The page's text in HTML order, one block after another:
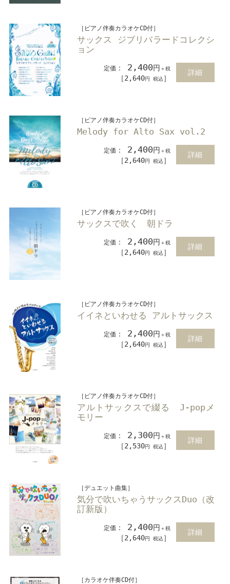
［ピアノ伴奏カラオケCD付］
サックス ジブリバラードコレクシ
ョン
定価 ： 2,400円 ＋税
［2,640円 税込 ］
詳細
［ピアノ伴奏カラオケCD付］
Melody for Alto Sax vol.2
定価 ： 2,400円 ＋税
［2,640円 税込 ］
詳細
［ピアノ伴奏カラオケCD付］
サックスで吹く 朝ドラ
定価 ： 2,400円 ＋税
［2,640円 税込 ］
詳細
［ピアノ伴奏カラオケCD付］
イイネといわせる アルトサックス
定価 ： 2,400円 ＋税
［2,640円 税込 ］
詳細
［ピアノ伴奏カラオケCD付］
アルトサックスで綴る J-popメ
モリー
定価 ： 2,300円 ＋税
［2,530円 税込 ］
詳細
［デュエット曲集］
気分で吹いちゃうサックスDuo（改
訂新版）
定価 ： 2,400円 ＋税
［2,640円 税込 ］
詳細
［カラオケ伴奏CD付］